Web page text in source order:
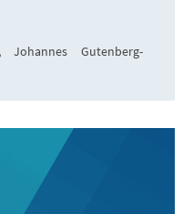
Gutenberg-